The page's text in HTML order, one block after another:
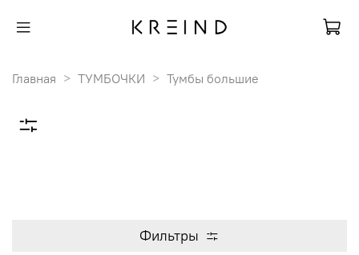
Главная ТУМБОЧКИ Тумбы большие
Фильтры